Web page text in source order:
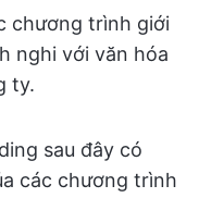
chương trình giới
nghi với văn hóa
ty.
sau đây có
các chương trình